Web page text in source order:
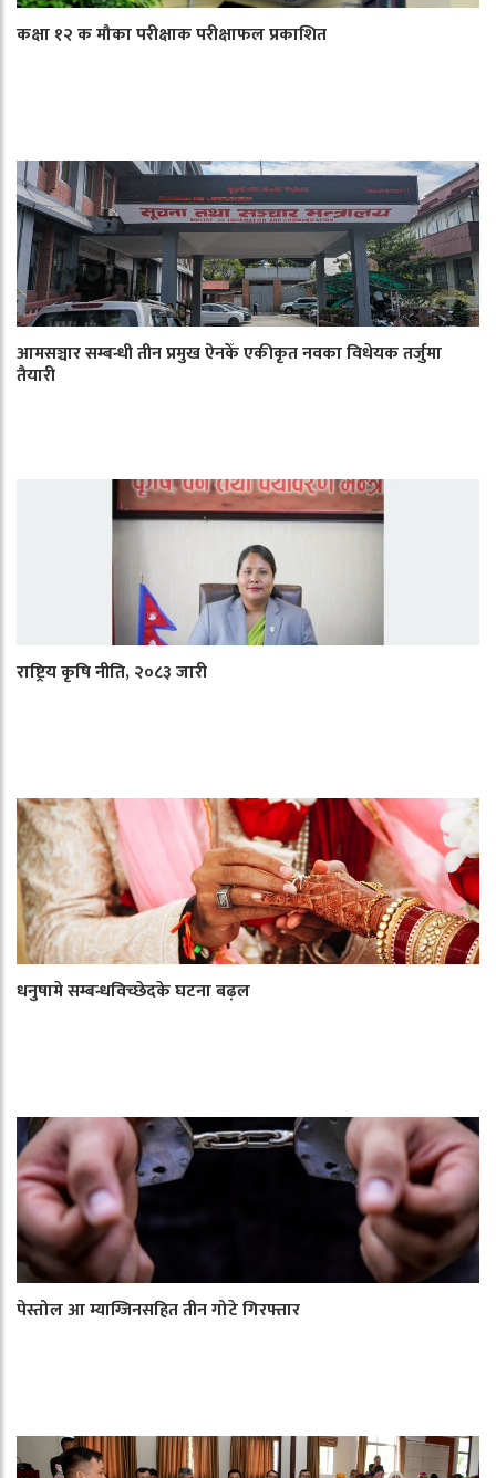
कक्षा १२ क मौका परीक्षाक परीक्षाफल प्रकाशित
आमसञ्चार सम्बन्धी तीन प्रमुख ऐनकेँ एकीकृत नवका विधेयक तर्जुमा
तैयारी
राष्ट्रिय कृषि नीति, २०८३ जारी
धनुषामे सम्बन्धविच्छेदके घटना बढ़ल
पेस्तोल आ म्याग्जिनसहित तीन गोटे गिरफ्तार